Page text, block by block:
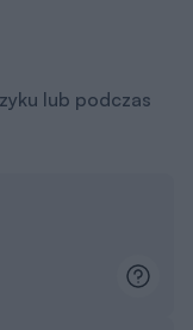
lub podczas